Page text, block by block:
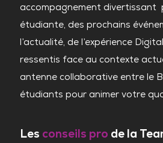
accompagnement divertissant
étudiante, des prochains
l’actualité, de l’expérience
ressentis face au contexte
antenne collaborative entre le
étudiants pour animer votre
Les conseils pro de la